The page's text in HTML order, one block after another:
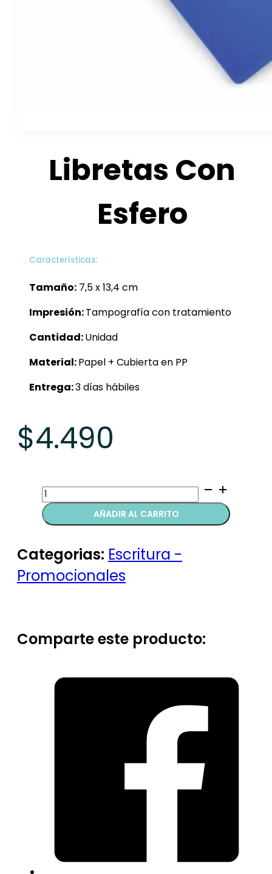
Libretas Con
Esfero
Características:
Tamaño: 7,5 x 13,4 cm
Impresión:Tampografía con tratamiento
Cantidad:Unidad
Material:Papel + Cubierta en PP
Entrega:3 días hábiles
$4.490
Libretas
con
esfero
AÑADIR AL CARRITO
Categorias: Escritura -
Promocionales
Comparte este producto: